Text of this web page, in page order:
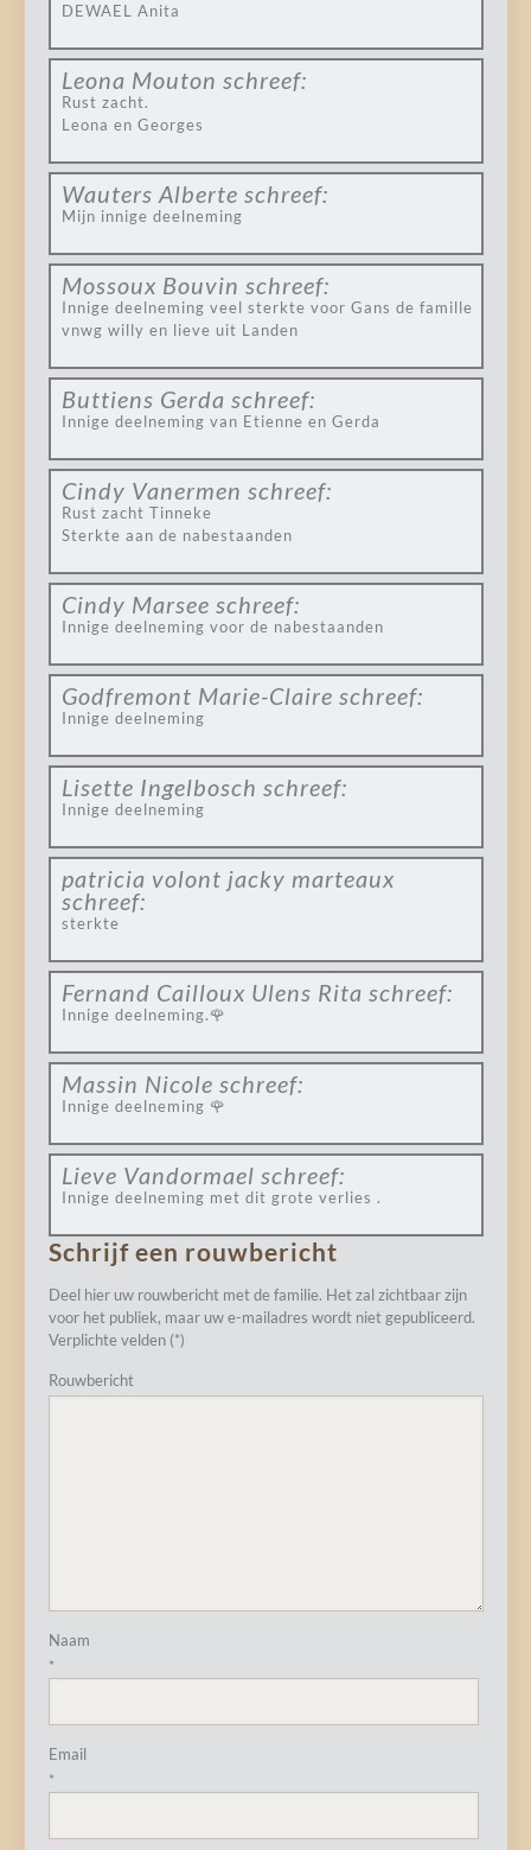
DEWAEL Anita
Leona Mouton schreef:
Rust zacht.
Leona en Georges
Wauters Alberte schreef:
Mijn innige deelneming
Mossoux Bouvin schreef:
Innige deelneming veel sterkte voor Gans de famille
vnwg willy en lieve uit Landen
Buttiens Gerda schreef:
Innige deelneming van Etienne en Gerda
Cindy Vanermen schreef:
Rust zacht Tinneke
Sterkte aan de nabestaanden
Cindy Marsee schreef:
Innige deelneming voor de nabestaanden
Godfremont Marie-Claire schreef:
Innige deelneming
Lisette Ingelbosch schreef:
Innige deelneming
patricia volont jacky marteaux
schreef:
sterkte
Fernand Cailloux Ulens Rita schreef:
Innige deelneming.🌹
Massin Nicole schreef:
Innige deelneming 🌹
Lieve Vandormael schreef:
Innige deelneming met dit grote verlies .
Schrijf een rouwbericht
Deel hier uw rouwbericht met de familie. Het zal zichtbaar zijn
voor het publiek, maar uw e-mailadres wordt niet gepubliceerd.
Verplichte velden (*)
Rouwbericht
Naam
*
Email
*